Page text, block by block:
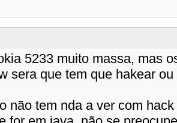
5233 muito massa, mas
sera que tem que hakear
não tem nda a ver com